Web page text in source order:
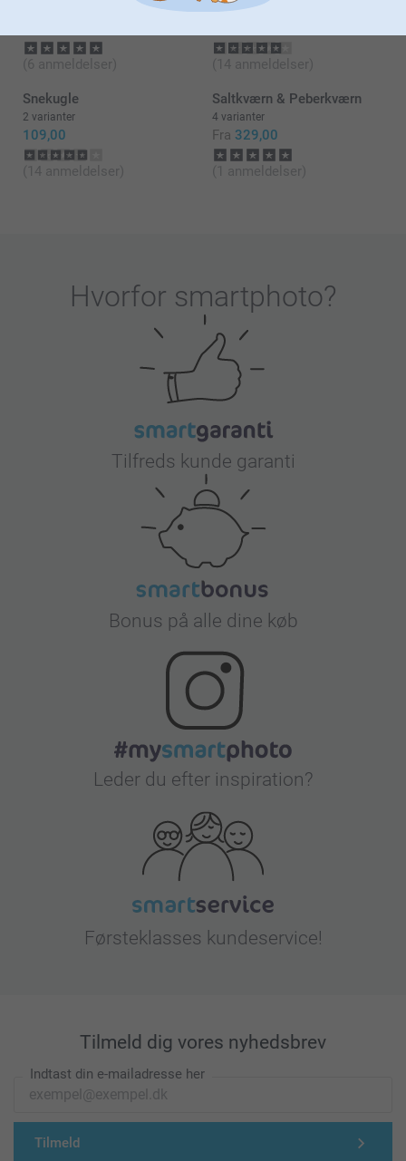
(6 anmeldelser)
10 varianter
(14 anmeldelser)
Snekugle
2 varianter
109,00
(14 anmeldelser)
Saltkværn & Peberkværn
4 varianter
Fra 329,00
(1 anmeldelser)
Hvorfor smartphoto?
Tilfreds kunde garanti
Bonus på alle dine køb
Leder du efter inspiration?
Førsteklasses kundeservice!
Tilmeld dig vores nyhedsbrev
Indtast din e-mailadresse her
Tilmeld